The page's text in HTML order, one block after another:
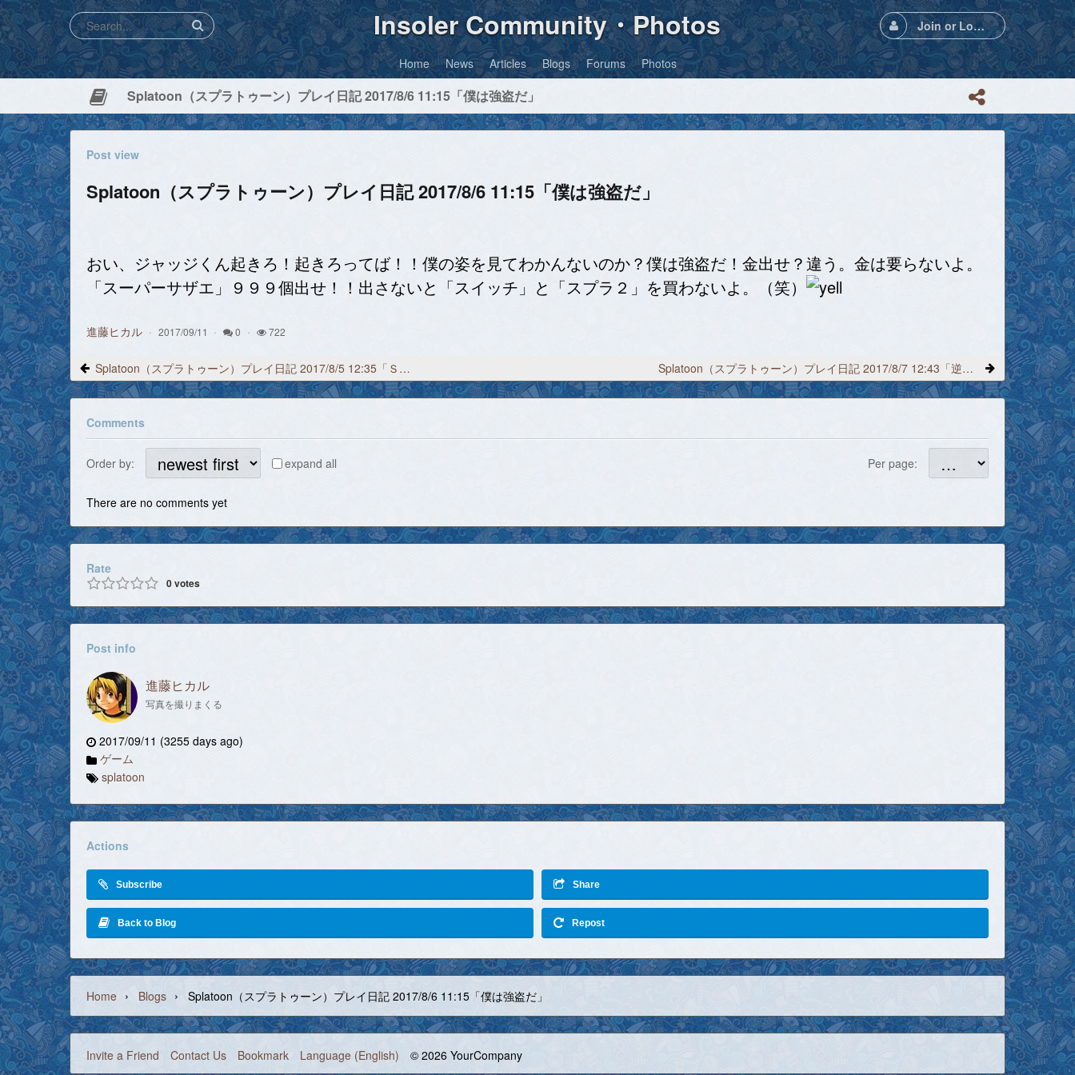
Insoler Community・Photos Join or Login
Home News Articles Blogs Forums Photos
Splatoon（スプラトゥーン）プレイ日記 2017/8/6 11:15「僕は強盗だ」
Post view
Splatoon（スプラトゥーン）プレイ日記 2017/8/6 11:15「僕は強盗だ」
おい、ジャッジくん起きろ！起きろってば！！僕の姿を見てわかんないのか？僕は強盗だ！金出せ？違う。金は要らないよ。
「スーパーサザエ」９９９個出せ！！出さないと「スイッチ」と「スプラ２」を買わないよ。（笑）
進藤ヒカル 2017/09/11 0 722
Splatoon（スプラトゥーン）プレイ日記 2017/8/5 12:35「Ｓ帯のゴキブリ」 Splatoon（スプラトゥーン）プレイ日記 2017/8/7 12:43「逆走しかしてなくね？」
Comments
Order by: expand all Per page:
There are no comments yet
Rate
0votes
Post info
進藤ヒカル
写真を撮りまくる
2017/09/11 (3255 days ago)
ゲーム
splatoon
Actions
Subscribe Share
Back to Blog Repost
Home › Blogs › Splatoon（スプラトゥーン）プレイ日記 2017/8/6 11:15「僕は強盗だ」
Invite a Friend Contact Us Bookmark Language (English) © 2026 YourCompany